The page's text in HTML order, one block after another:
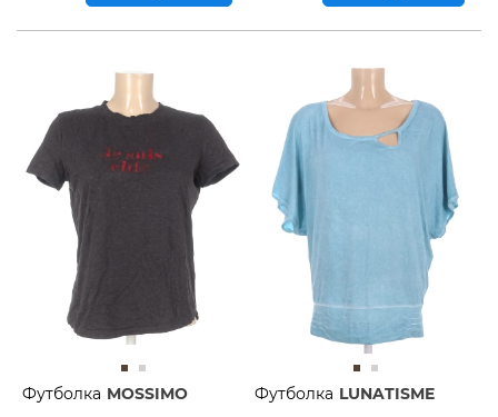
Футболка MOSSIMO Футболка LUNATISME